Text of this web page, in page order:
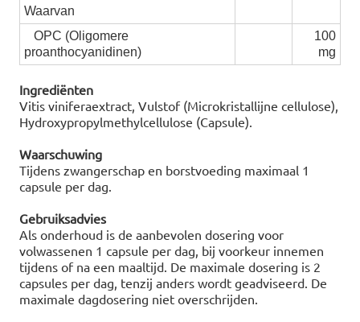
Waarvan
OPC (Oligomere
proanthocyanidinen)
100
mg
Ingrediënten
Vitis viniferaextract, Vulstof (Microkristallijne cellulose),
Hydroxypropylmethylcellulose (Capsule).
Waarschuwing
Tijdens zwangerschap en borstvoeding maximaal 1
capsule per dag.
Gebruiksadvies
Als onderhoud is de aanbevolen dosering voor
volwassenen 1 capsule per dag, bij voorkeur innemen
tijdens of na een maaltijd. De maximale dosering is 2
capsules per dag, tenzij anders wordt geadviseerd. De
maximale dagdosering niet overschrijden.